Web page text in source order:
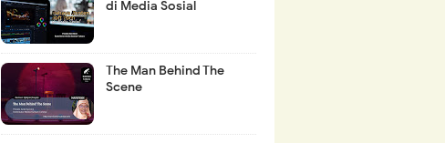
di Media Sosial
The Man Behind The
Scene